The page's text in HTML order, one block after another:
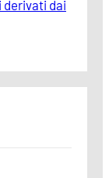
derivati dai